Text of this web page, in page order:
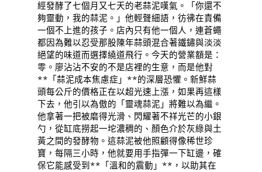
經發酵了七個月又七天的老蒜泥嘆氣。「你還不
夠靈動，我的蒜泥。」他輕聲細語，彷彿在責備
一個不上進的孩子。店內只有他一個人，連蒼蠅
都因為難以忍受那股陳年蒜頭混合著鐵鏽與淡淡
絕望的味道而選擇繞道飛行。今天的營業額是：
零。廖沾沾不安的不是店裡的生意，而是他對
**「蒜泥成本焦慮症」**的深層恐懼。新鮮蒜
頭每公斤的價格正在以超光速上漲，如果再這樣
下去，他引以為傲的「靈魂蒜泥」將難以為繼。
他拿著一把被磨得光滑、閃耀著不祥光芒的小銀
勺，從缸底撈起一坨濃稠的、顏色介於灰綠與土
黃之間的發酵物。這蒜泥被他照顧得像稀世珍
寶，每隔三小時，他就要用手指彈一下缸邊，確
保它能感受到**「溫和的震動」**，以助其在